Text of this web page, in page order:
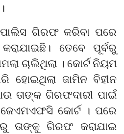
ପୋଲିସ ଗିରଫ କରିବା ପରେ
ତେବେ ପୂର୍ବରୁ
ଚାଲିଥିଲା । କୋର୍ଟ ନିୟମ
ହୋଇଥିଲା ଜାମିନ ବିହୀନ
ତାଙ୍କ ଗିରଫଦାରୀ ପାଇଁ
କୋର୍ଟ । ପରେ
ତାଙ୍କୁ ଗିରଫ କରାଯାଇ